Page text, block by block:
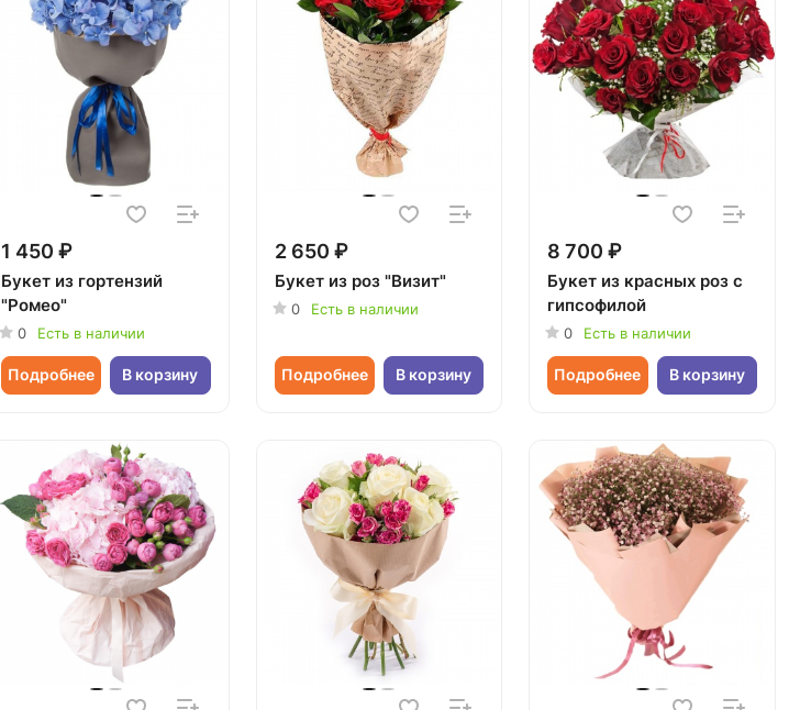
1 450 ₽
Букет из гортензий
"Ромео"
0 Есть в наличии
Подробнее В корзину
2 650 ₽
Букет из роз "Визит"
0 Есть в наличии
Подробнее В корзину
8 700 ₽
Букет из красных роз с
гипсофилой
0 Есть в наличии
Подробнее В корзину